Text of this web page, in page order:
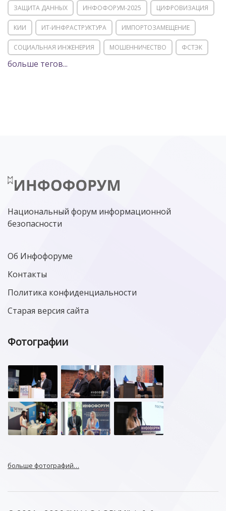
ЗАЩИТА ДАННЫХ ИНФОФОРУМ-2025 ЦИФРОВИЗАЦИЯ
КИИ ИТ-ИНФРАСТРУКТУРА ИМПОРТОЗАМЕЩЕНИЕ
СОЦИАЛЬНАЯ ИНЖЕНЕРИЯ МОШЕННИЧЕСТВО ФСТЭК
POSITIVE TECHNOLOGIES
МИНЦИФРЫ РОССИИ NGFW
больше тегов...
Национальный форум информационной
безопасности
Об Инфофоруме
Контакты
Политика конфиденциальности
Старая версия сайта
Фотографии
больше фотографий…